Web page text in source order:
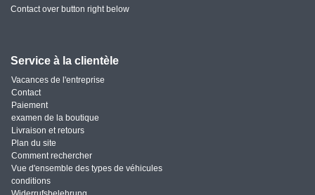
Contact over button right below
Service à la clientèle
Vacances de l'entreprise
Contact
Paiement
examen de la boutique
Livraison et retours
Plan du site
Comment rechercher
Vue d'ensemble des types de véhicules
conditions